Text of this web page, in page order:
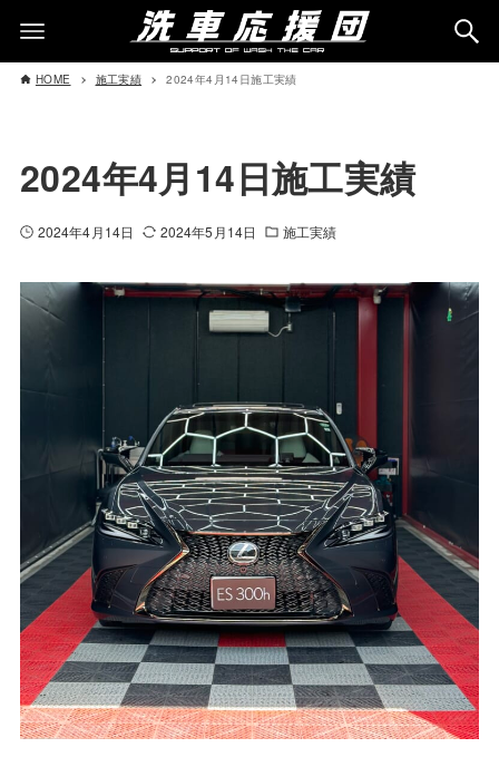
HOME 施工実績 2024年4月14日施工実績
2024年4月14日施工実績
2024年4月14日 2024年5月14日 施工実績